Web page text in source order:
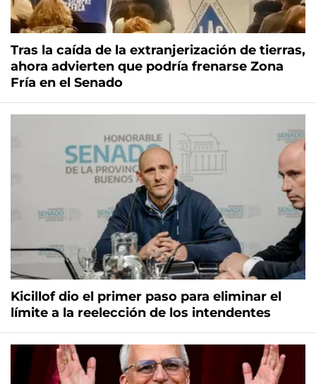
Tras la caída de la extranjerización de tierras,
ahora advierten que podría frenarse Zona
Fría en el Senado
Kicillof dio el primer paso para eliminar el
límite a la reelección de los intendentes